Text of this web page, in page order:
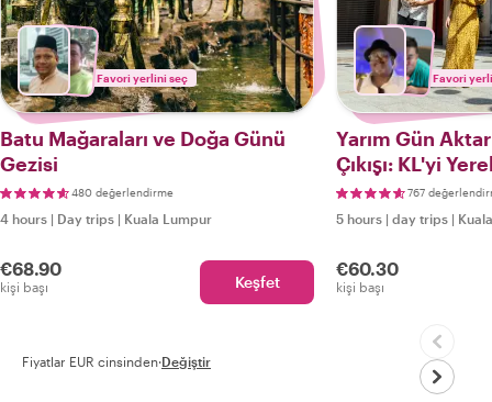
Favori yerlini seç
Batu Mağaraları ve Doğa Günü
Gezisi
480 değerlendirme
4 hours | Day trips | Kuala Lumpur
€68.90
kişi başı Keşfet
Favori
Yarım Gün
Çıkışı: KL'yi
767
5 hours | day trips |
€60.30
kişi başı
Fiyatlar EUR cinsinden·Değiştir